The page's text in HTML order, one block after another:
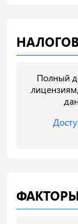
Полный